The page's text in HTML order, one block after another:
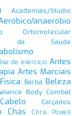
Academias/Studio
anaeróbio
Ortomolecular
da Saúde
de exercício Antes
Artes Marciais
Barba Beleza
Body Combat
Cabelo
Calçados
Chás
Chris Powell